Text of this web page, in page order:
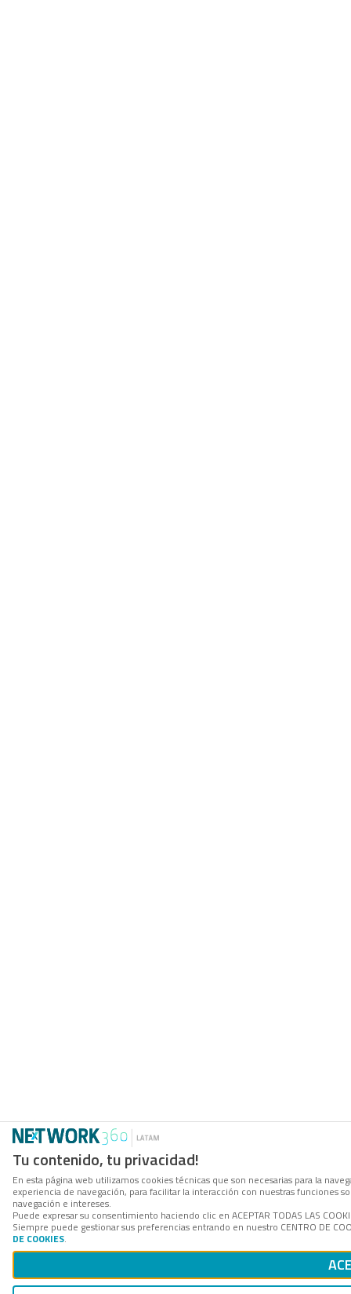
Tu contenido, tu privacidad!
En esta página web utilizamos cookies técnicas que son necesarias para la
experiencia de navegación, para facilitar la interacción con nuestras funciones
navegación e intereses.
Puede expresar su consentimiento haciendo clic en ACEPTAR TODAS LAS
Siempre puede gestionar sus preferencias entrando en nuestro CENTRO DE
DE COOKIES.